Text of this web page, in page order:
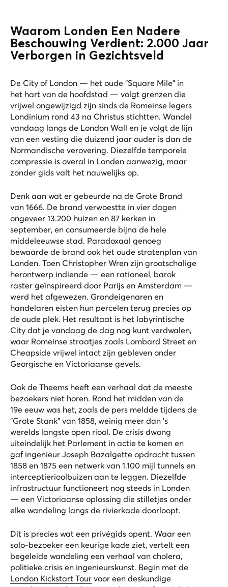
Waarom Londen Een Nadere
Beschouwing Verdient: 2.000 Jaar
Verborgen in Gezichtsveld
De City of London — het oude "Square Mile" in
het hart van de hoofdstad — volgt grenzen die
vrijwel ongewijzigd zijn sinds de Romeinse legers
Londinium rond 43 na Christus stichtten. Wandel
vandaag langs de London Wall en je volgt de lijn
van een vesting die duizend jaar ouder is dan de
Normandische verovering. Diezelfde temporele
compressie is overal in Londen aanwezig, maar
zonder gids valt het nauwelijks op.
Denk aan wat er gebeurde na de Grote Brand
van 1666. De brand verwoestte in vier dagen
ongeveer 13.200 huizen en 87 kerken in
september, en consumeerde bijna de hele
middeleeuwse stad. Paradoxaal genoeg
bewaarde de brand ook het oude stratenplan van
Londen. Toen Christopher Wren zijn grootschalige
herontwerp indiende — een rationeel, barok
raster geïnspireerd door Parijs en Amsterdam —
werd het afgewezen. Grondeigenaren en
handelaren eisten hun percelen terug precies op
de oude plek. Het resultaat is het labyrintische
City dat je vandaag de dag nog kunt verdwalen,
waar Romeinse straatjes zoals Lombard Street en
Cheapside vrijwel intact zijn gebleven onder
Georgische en Victoriaanse gevels.
Ook de Theems heeft een verhaal dat de meeste
bezoekers niet horen. Rond het midden van de
19e eeuw was het, zoals de pers meldde tijdens de
"Grote Stank" van 1858, weinig meer dan 's
werelds langste open riool. De crisis dwong
uiteindelijk het Parlement in actie te komen en
gaf ingenieur Joseph Bazalgette opdracht tussen
1858 en 1875 een netwerk van 1.100 mijl tunnels en
interceptierioolbuizen aan te leggen. Diezelfde
infrastructuur functioneert nog steeds in Londen
— een Victoriaanse oplossing die stilletjes onder
elke wandeling langs de rivierkade doorloopt.
Dit is precies wat een privégids opent. Waar een
solo-bezoeker een keurige kade ziet, vertelt een
begeleide wandeling een verhaal van cholera,
politieke crisis en ingenieurskunst. Begin met de
London Kickstart Tour voor een deskundige